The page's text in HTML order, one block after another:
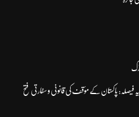
پاکستان کے مؤقف کی قانونی و سفارتی فتح